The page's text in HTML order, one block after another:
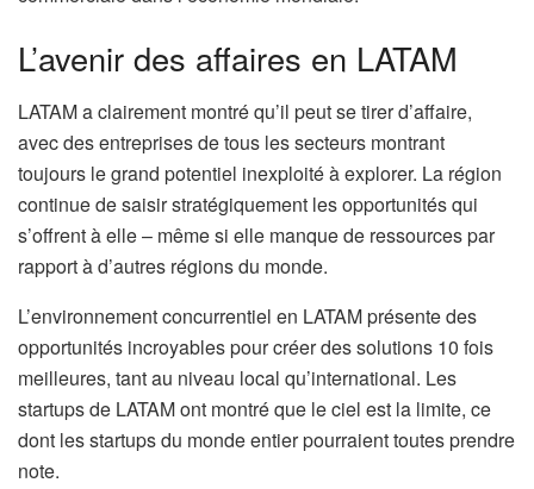
L’avenir des affaires en LATAM
LATAM a clairement montré qu’il peut se tirer d’affaire,
avec des entreprises de tous les secteurs montrant
toujours le grand potentiel inexploité à explorer. La région
continue de saisir stratégiquement les opportunités qui
s’offrent à elle – même si elle manque de ressources par
rapport à d’autres régions du monde.
L’environnement concurrentiel en LATAM présente des
opportunités incroyables pour créer des solutions 10 fois
meilleures, tant au niveau local qu’international. Les
startups de LATAM ont montré que le ciel est la limite, ce
dont les startups du monde entier pourraient toutes prendre
note.